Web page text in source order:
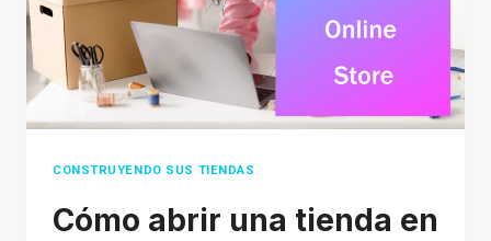
CONSTRUYENDO SUS TIENDAS
Cómo abrir una tienda en